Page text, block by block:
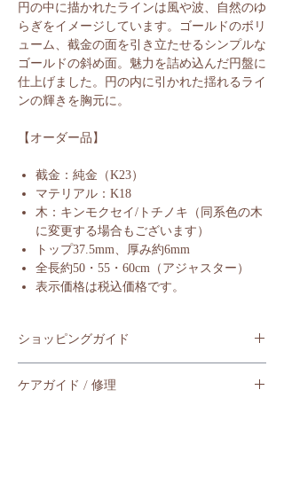
円の中に描かれたラインは風や波、自然のゆ
らぎをイメージしています。ゴールドのボリ
ューム、截金の面を引き立たせるシンプルな
ゴールドの斜め面。魅力を詰め込んだ円盤に
仕上げました。円の内に引かれた揺れるライ
ンの輝きを胸元に。
【オーダー品】
截金：純金（K23）
マテリアル：K18
木：キンモクセイ/トチノキ（同系色の木
に変更する場合もございます）
トップ37.5mm、厚み約6mm
全長約50・55・60cm（アジャスター）
表示価格は税込価格です。
ショッピングガイド
ショッピングに関する詳細を記載しておりま
ケアガイド / 修理